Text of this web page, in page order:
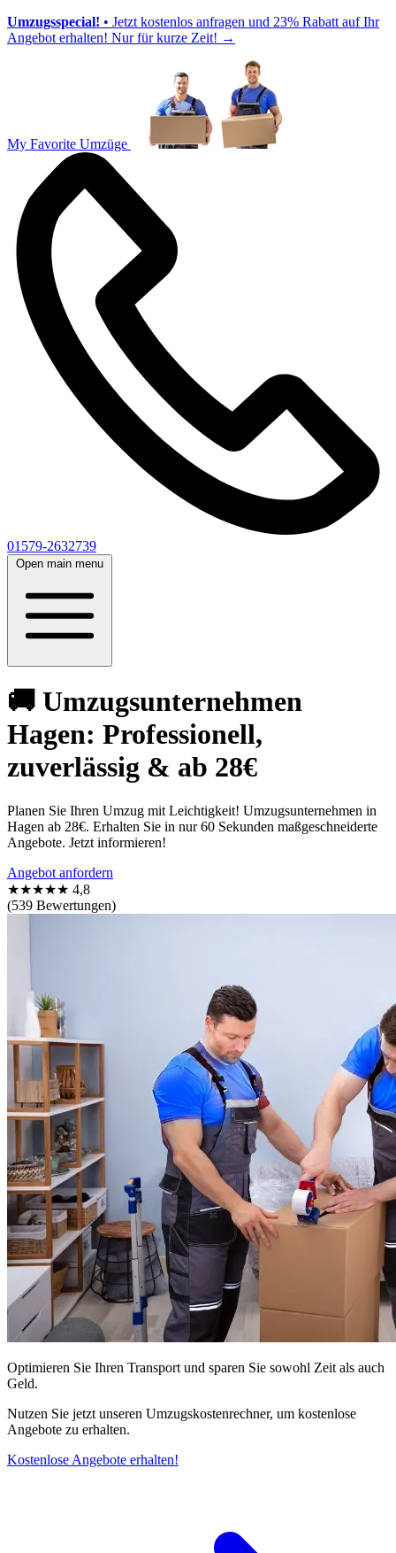
Umzugsspecial! • Jetzt kostenlos anfragen und 23% Rabatt auf Ihr
Angebot erhalten! Nur für kurze Zeit! →
My Favorite Umzüge
01579-2632739
Open main menu
🚚 Umzugsunternehmen
Hagen: Professionell,
zuverlässig & ab 28€
Planen Sie Ihren Umzug mit Leichtigkeit! Umzugsunternehmen in
Hagen ab 28€. Erhalten Sie in nur 60 Sekunden maßgeschneiderte
Angebote. Jetzt informieren!
Angebot anfordern
★★★★★ 4,8
(539 Bewertungen)
Optimieren Sie Ihren Transport und sparen Sie sowohl Zeit als auch
Geld.
Nutzen Sie jetzt unseren Umzugskostenrechner, um kostenlose
Angebote zu erhalten.
Kostenlose Angebote erhalten!